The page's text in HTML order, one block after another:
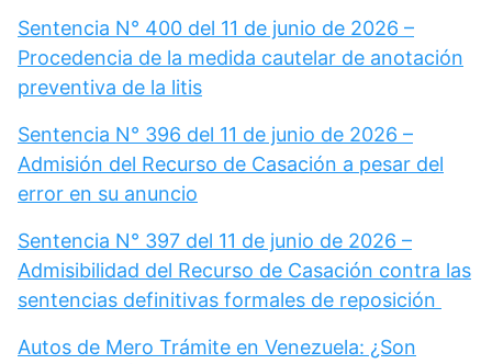
Sentencia N° 400 del 11 de junio de 2026 –
Procedencia de la medida cautelar de anotación
preventiva de la litis
Sentencia N° 396 del 11 de junio de 2026 –
Admisión del Recurso de Casación a pesar del
error en su anuncio
Sentencia N° 397 del 11 de junio de 2026 –
Admisibilidad del Recurso de Casación contra las
sentencias definitivas formales de reposición
Autos de Mero Trámite en Venezuela: ¿Son